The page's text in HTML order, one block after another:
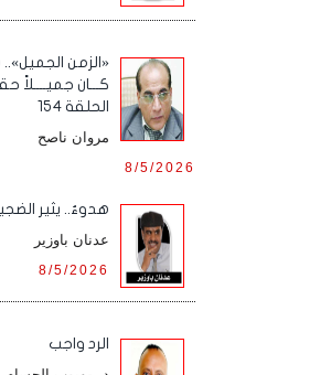
«الزمن الجميل»..
كـــان جميــــلاً
الحلقة 154
مروان ناصح
8/5/2026
هدوءٌ.. يثير
عدنان باوزير
8/5/2026
الرد واجب